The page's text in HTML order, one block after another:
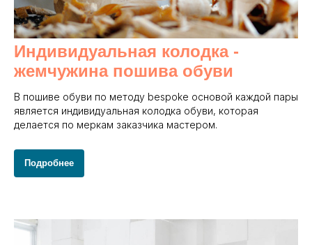
Индивидуальная колодка -
жемчужина пошива обуви
В пошиве обуви по методу bespoke основой каждой пары
является индивидуальная колодка обуви, которая
делается по меркам заказчика мастером.
Подробнее